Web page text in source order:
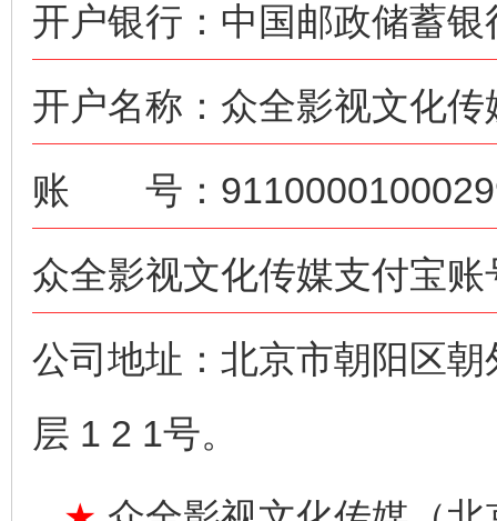
开户银行：中国邮政储蓄
开户名称：众全影视文化
账 号：
众全影视文化传媒支付宝
公司地址：北京市朝阳区
层 1 2 1号。